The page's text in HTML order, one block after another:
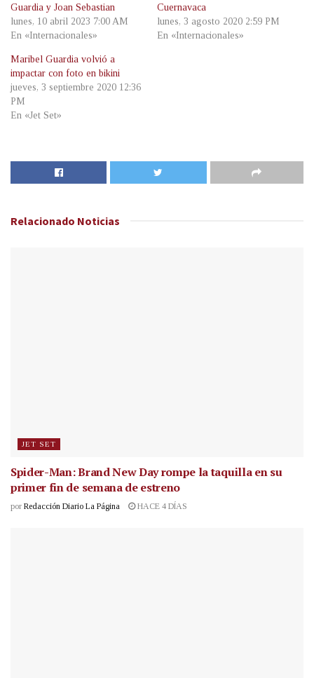
Guardia y Joan Sebastian
lunes, 10 abril 2023 7:00 AM
En «Internacionales»
Cuernavaca
lunes, 3 agosto 2020 2:59 PM
En «Internacionales»
Maribel Guardia volvió a
impactar con foto en bikini
jueves, 3 septiembre 2020 12:36
PM
En «Jet Set»
Relacionado Noticias
JET SET
Spider-Man: Brand New Day rompe la taquilla en su
primer fin de semana de estreno
por Redacción Diario La Página HACE 4 DÍAS